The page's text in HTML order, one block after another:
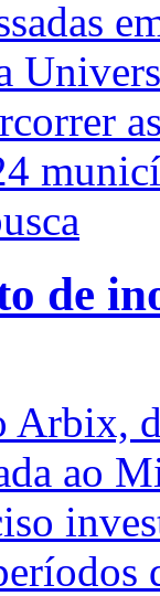
de
Arbix,
ao